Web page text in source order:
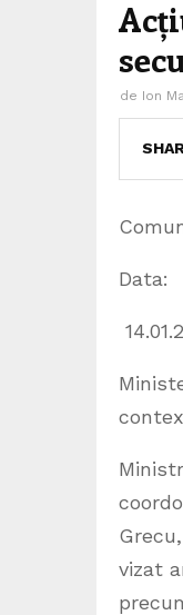
de Ion
Data:
vizat